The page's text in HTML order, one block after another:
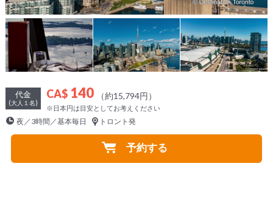
代金
(大人１名)
CA$ 140 （約15,794円）
※日本円は目安としてお考えください
夜／3時間／基本毎日 トロント発
予約する